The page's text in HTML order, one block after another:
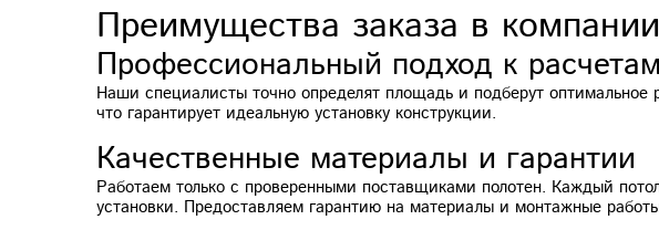
Преимущества заказа в
Профессиональный подход к расчетам
Наши специалисты точно определят площадь и подберут
что гарантирует идеальную установку конструкции.
Качественные материалы и гарантии
Работаем только с проверенными поставщиками полотен. Каждый
установки. Предоставляем гарантию на материалы и монтажные